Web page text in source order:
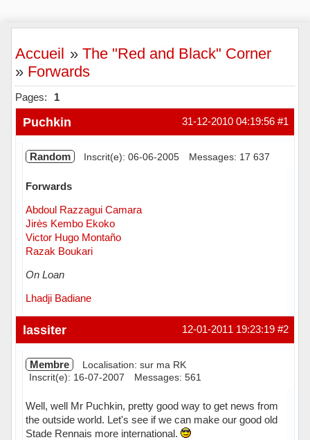
Accueil »The "Red and Black" Corner
» Forwards
Pages: 1
#1
31-12-2010 04:19:56
Puchkin
Random Inscrit(e): 06-06-2005 Messages: 17 637
Forwards
Abdoul Razzagui Camara
Jirès Kembo Ekoko
Victor Hugo Montaño
Razak Boukari
On Loan
Lhadji Badiane
Hors ligne #2
12-01-2011 19:23:19
lassiter
Membre
Localisation: sur ma RK
Inscrit(e): 16-07-2007
Messages: 561
Well, well Mr Puchkin, pretty good way to get news from
the outside world. Let's see if we can make our good old
Stade Rennais more international.